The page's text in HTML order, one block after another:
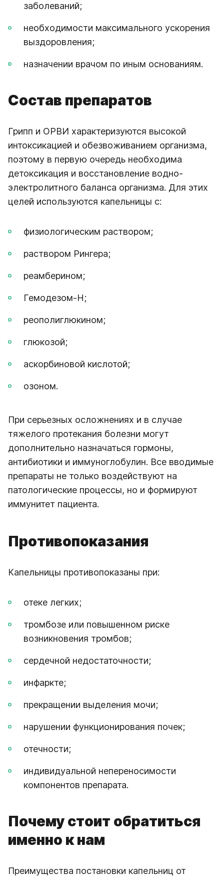
заболеваний;
необходимости максимального ускорения
выздоровления;
назначении врачом по иным основаниям.
Состав препаратов
Грипп и ОРВИ характеризуются высокой
интоксикацией и обезвоживанием организма,
поэтому в первую очередь необходима
детоксикация и восстановление водно-
электролитного баланса организма. Для этих
целей используются капельницы с:
физиологическим раствором;
раствором Рингера;
реамберином;
Гемодезом-Н;
реополиглюкином;
глюкозой;
аскорбиновой кислотой;
озоном.
При серьезных осложнениях и в случае
тяжелого протекания болезни могут
дополнительно назначаться гормоны,
антибиотики и иммуноглобулин. Все вводимые
препараты не только воздействуют на
патологические процессы, но и формируют
иммунитет пациента.
Противопоказания
Капельницы противопоказаны при:
отеке легких;
тромбозе или повышенном риске
возникновения тромбов;
сердечной недостаточности;
инфаркте;
прекращении выделения мочи;
нарушении функционирования почек;
отечности;
индивидуальной непереносимости
компонентов препарата.
Почему стоит обратиться
именно к нам
Преимущества постановки капельниц от